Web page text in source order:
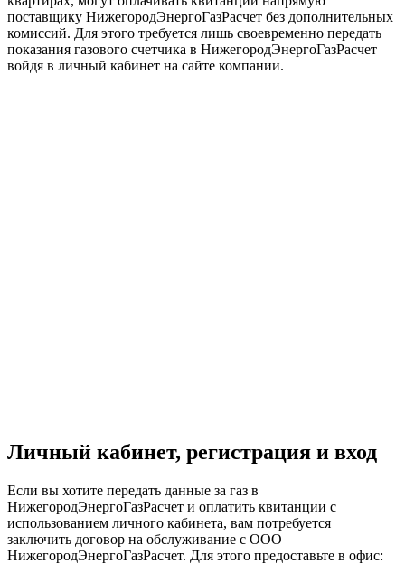
поставщику НижегородЭнергоГазРасчет без дополнительных
комиссий. Для этого требуется лишь своевременно передать
показания газового счетчика в НижегородЭнергоГазРасчет
войдя в личный кабинет на сайте компании.
Личный кабинет, регистрация и вход
Если вы хотите передать данные за газ в
НижегородЭнергоГазРасчет и оплатить квитанции с
использованием личного кабинета, вам потребуется
заключить договор на обслуживание с ООО
НижегородЭнергоГазРасчет. Для этого предоставьте в офис: